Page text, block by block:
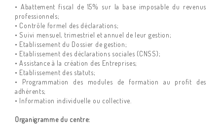
• Abattement fiscal de 15% sur la base imposable du revenus
professionnels;
• Contrôle formel des déclarations;
• Suivi mensuel, trimestriel et annuel de leur gestion;
• Etablissement du Dossier de gestion;
• Etablissement des déclarations sociales (CNSS);
• Assistance à la création des Entreprises;
• Etablissement des statuts;
• Programmation des modules de formation au profit des
adhérents;
• Information individuelle ou collective.
Organigramme du centre: